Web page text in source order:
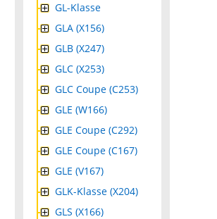
GL-Klasse
GLA (X156)
GLB (X247)
GLC (X253)
GLC Coupe (C253)
GLE (W166)
GLE Coupe (C292)
GLE Coupe (C167)
GLE (V167)
GLK-Klasse (X204)
GLS (X166)